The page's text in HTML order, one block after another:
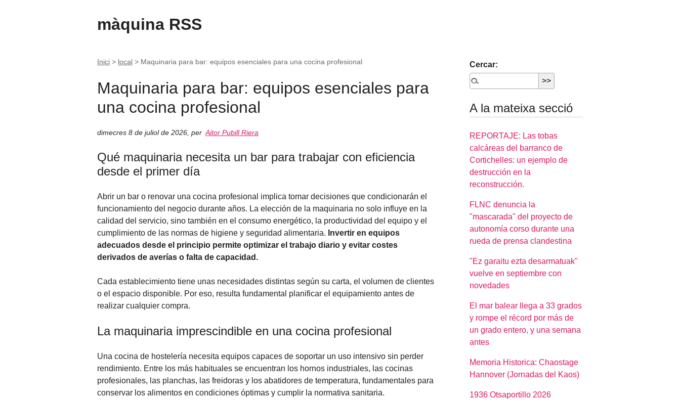
màquina RSS
Inici > local > Maquinaria para bar: equipos esenciales para una cocina profesional
Maquinaria para bar: equipos esenciales para
una cocina profesional
dimecres 8 de juliol de 2026 per Aitor Pubill Riera
Qué maquinaria necesita un bar para trabajar con eficiencia
desde el primer día
Abrir un bar o renovar una cocina profesional implica tomar decisiones que condicionarán el
funcionamiento del negocio durante años. La elección de la maquinaria no solo influye en la
calidad del servicio, sino también en el consumo energético, la productividad del equipo y el
cumplimiento de las normas de higiene y seguridad alimentaria. Invertir en equipos
adecuados desde el principio permite optimizar el trabajo diario y evitar costes
derivados de averías o falta de capacidad.
Cada establecimiento tiene unas necesidades distintas según su carta, el volumen de clientes
o el espacio disponible. Por eso, resulta fundamental planificar el equipamiento antes de
realizar cualquier compra.
La maquinaria imprescindible en una cocina profesional
Una cocina de hostelería necesita equipos capaces de soportar un uso intensivo sin perder
rendimiento. Entre los más habituales se encuentran los hornos industriales, las cocinas
profesionales, las planchas, las freidoras y los abatidores de temperatura, fundamentales para
conservar los alimentos en condiciones óptimas y cumplir la normativa sanitaria.
Cercar:
A la mateixa secció
REPORTAJE: Las tobas
calcáreas del barranco de
Cortichelles: un ejemplo de
destrucción en la
reconstrucción.
FLNC denuncia la
"mascarada" del proyecto de
autonomía corso durante una
rueda de prensa clandestina
"Ez garaitu ezta desarmatuak"
vuelve en septiembre con
novedades
El mar balear llega a 33 grados
y rompe el récord por más de
un grado entero, y una semana
antes
Memoria Historica: Chaostage
Hannover (Jornadas del Kaos)
1936 Otsaportillo 2026